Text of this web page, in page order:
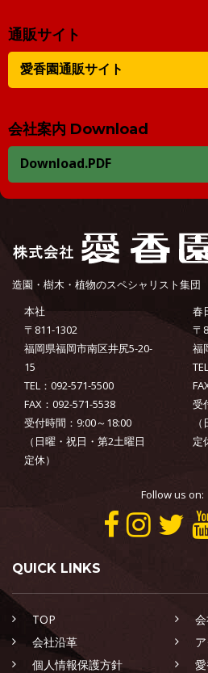
通販サイト
愛香園通販サイト
会社案内 Download
Download.PDF
造園・樹木・植物のスペシャリスト集団
本社
〒811-1302
福岡県福岡市南区井尻5-20-
15
TEL：092-571-5500
FAX：092-571-5538
受付時間：9:00～18:00
（日曜・祝日・第2土曜日
定休）
春
〒
福
受
定
Follow us on:
QUICK LINKS
TOP
会社沿革
個人情報保護方針